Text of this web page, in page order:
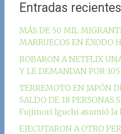
Entradas recientes
MÁS DE 50 MIL
MARRUECOS EN ÉXODO
ROBARON A NETFLIX
Y LE DEMANDAN POR
TERREMOTO EN JAPÓN
SALDO DE 18 PERSONAS
Fujimori Iguchi asumió la
EJECUTARON A OTRO